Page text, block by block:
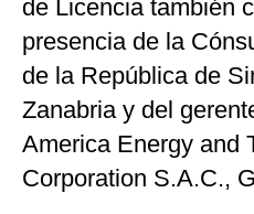
de Licencia también
presencia de la
de la República de
Zanabria y del
America Energy and
Corporation S.A.C.,